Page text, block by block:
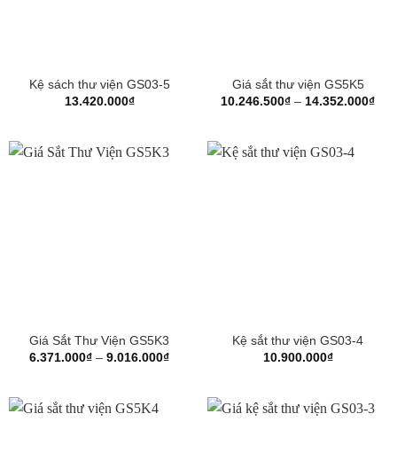
Kệ sách thư viện GS03-5
13.420.000₫
Giá sắt thư viện GS5K5
10.246.500₫ – 14.352.000₫
Giá Sắt Thư Viện GS5K3
6.371.000₫ – 9.016.000₫Khoảng
9.016.000₫
Kệ sắt thư viện GS03-4
10.900.000₫